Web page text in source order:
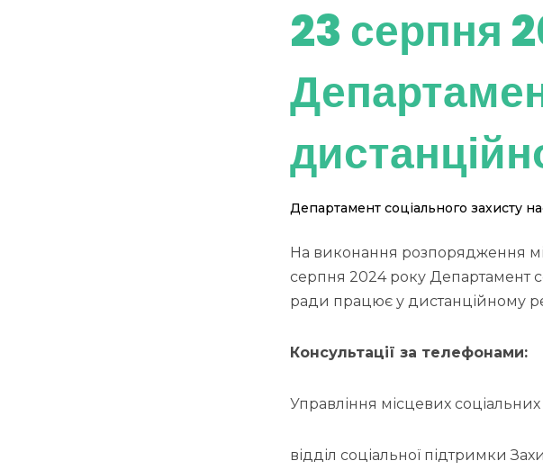
23 серпня
Департамент соціального захисту
На виконання розпорядження
серпня 2024 року Департамент
ради працює у дистанційному
Консультації за телефонами:
Управління місцевих
відділ соціальної підтримки